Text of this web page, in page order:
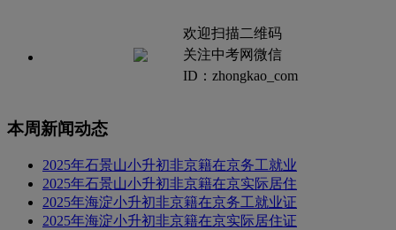
欢迎扫描二维码
关注中考网微信
ID：zhongkao_com
本周新闻动态
2025年石景山小升初非京籍在京务工就业
2025年石景山小升初非京籍在京实际居住
2025年海淀小升初非京籍在京务工就业证
2025年海淀小升初非京籍在京实际居住证